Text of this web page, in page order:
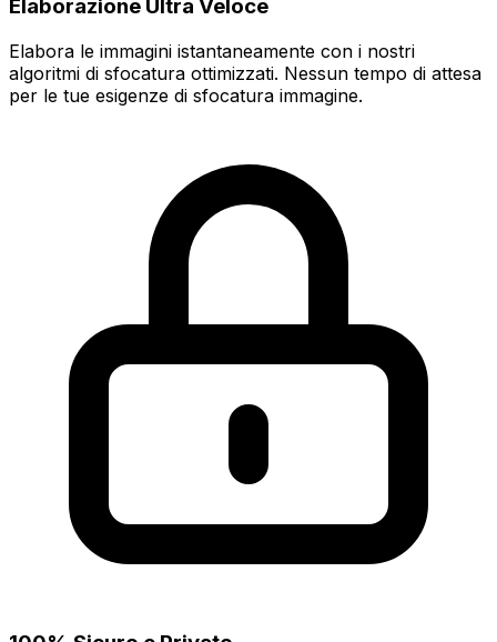
Elaborazione Ultra Veloce
Elabora le immagini istantaneamente con i nostri
algoritmi di sfocatura ottimizzati. Nessun tempo di attesa
per le tue esigenze di sfocatura immagine.